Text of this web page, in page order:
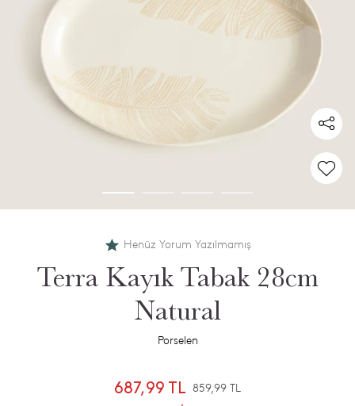
Henüz Yorum Yazılmamış
Terra Kayık Tabak 28cm
Natural
Porselen
687,99 TL 859,99 TL